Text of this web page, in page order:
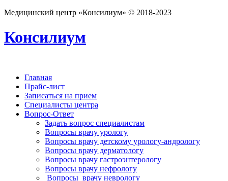
Медицинский центр «Консилиум» © 2018-2023
Консилиум
Главная
Прайс-лист
Записаться на прием
Специалисты центра
Вопрос-Ответ
Задать вопрос специалистам
Вопросы врачу урологу
Вопросы врачу детскому урологу-андрологу
Вопросы врачу дерматологу
Вопросы врачу гастроэнтерологу
Вопросы врачу нефрологу
Вопросы врачу неврологу